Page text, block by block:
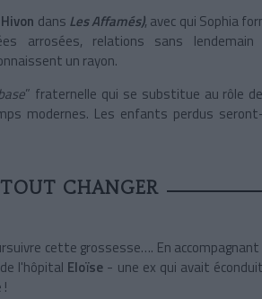
dans Les Affamés), avec qui Sophia
arrosées, relations sans
un rayon.
” fraternelle qui se substitue au rôle
modernes. Les enfants perdus
CHANGER
cette grossesse…. En
l'hôpital Eloïse - une ex qui avait
!